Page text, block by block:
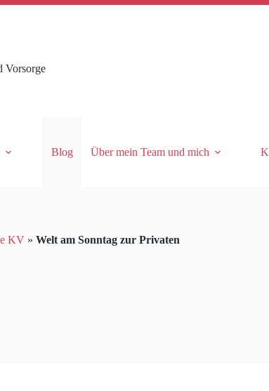
Vorsorge
Blog Über mein Team und mich
KV » Welt am Sonntag zur Privaten